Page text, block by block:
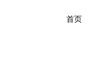
首页